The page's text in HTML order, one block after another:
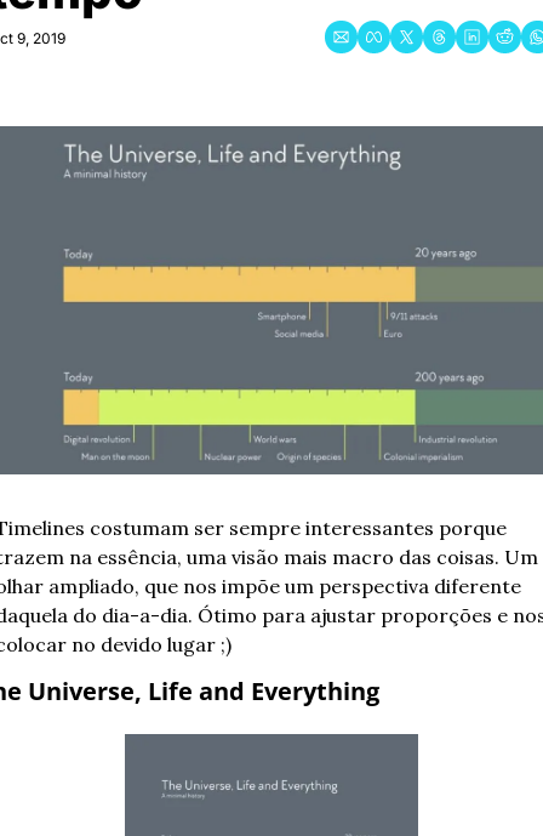
9, 2019
costumam ser sempre interessantes porque
na essência, uma visão mais macro das coisas. Um
ampliado, que nos impõe um perspectiva diferente
do dia-a-dia. Ótimo para ajustar proporções e
no devido lugar ;)
Universe, Life and Everything